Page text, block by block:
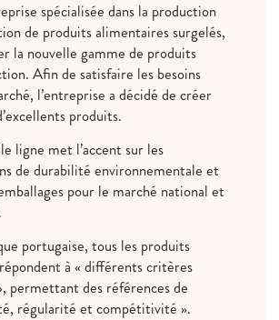
spécialisée dans la production
de produits alimentaires surgelés,
la nouvelle gamme de produits
Afin de satisfaire les besoins
l’entreprise a décidé de créer
produits.
ligne met l’accent sur les
de durabilité environnementale et
pour le marché national et
portugaise, tous les produits
à « différents critères
permettant des références de
régularité et compétitivité ».